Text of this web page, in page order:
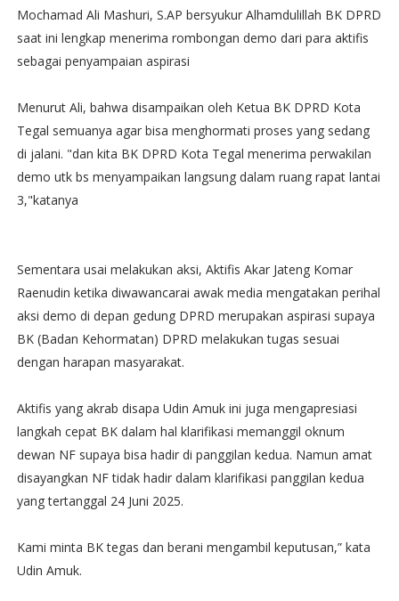
Mochamad Ali Mashuri, S.AP bersyukur Alhamdulillah BK DPRD
saat ini lengkap menerima rombongan demo dari para aktifis
sebagai penyampaian aspirasi
Menurut Ali, bahwa disampaikan oleh Ketua BK DPRD Kota
Tegal semuanya agar bisa menghormati proses yang sedang
di jalani. "dan kita BK DPRD Kota Tegal menerima perwakilan
demo utk bs menyampaikan langsung dalam ruang rapat lantai
3,"katanya
Sementara usai melakukan aksi, Aktifis Akar Jateng Komar
Raenudin ketika diwawancarai awak media mengatakan perihal
aksi demo di depan gedung DPRD merupakan aspirasi supaya
BK (Badan Kehormatan) DPRD melakukan tugas sesuai
dengan harapan masyarakat.
Aktifis yang akrab disapa Udin Amuk ini juga mengapresiasi
langkah cepat BK dalam hal klarifikasi memanggil oknum
dewan NF supaya bisa hadir di panggilan kedua. Namun amat
disayangkan NF tidak hadir dalam klarifikasi panggilan kedua
yang tertanggal 24 Juni 2025.
Kami minta BK tegas dan berani mengambil keputusan,” kata
Udin Amuk.